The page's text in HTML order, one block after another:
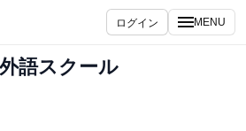
ログイン MENU
語スクール